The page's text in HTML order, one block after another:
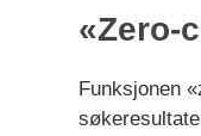
«Zero-
Funksjonen